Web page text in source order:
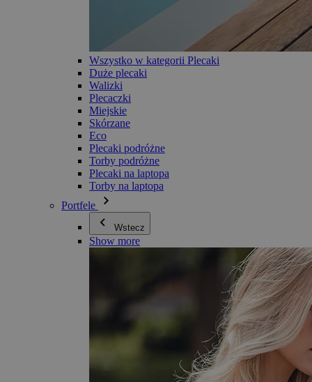
Wszystko w kategorii Plecaki
Duże plecaki
Walizki
Plecaczki
Miejskie
Skórzane
Eco
Plecaki podróżne
Torby podróżne
Plecaki na laptopa
Torby na laptopa
Portfele
Wstecz
Show more